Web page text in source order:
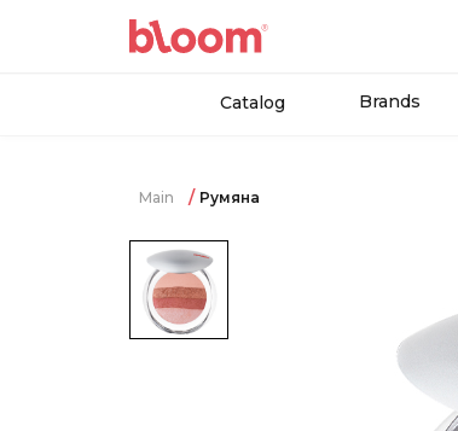
Catalog Brands
Main Румяна